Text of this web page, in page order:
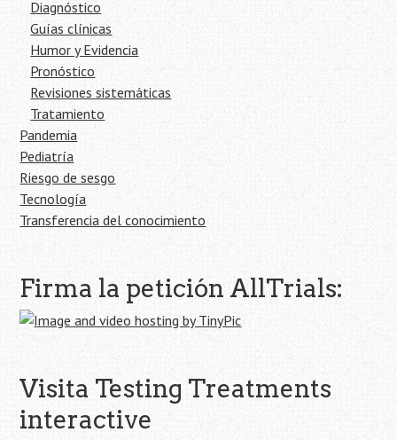
Diagnóstico
Guías clínicas
Humor y Evidencia
Pronóstico
Revisiones sistemáticas
Tratamiento
Pandemia
Pediatría
Riesgo de sesgo
Tecnología
Transferencia del conocimiento
Firma la petición AllTrials:
Visita Testing Treatments
interactive